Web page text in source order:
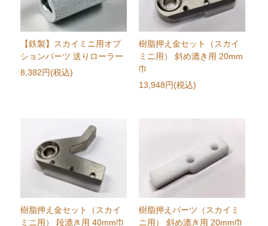
【鉄製】スカイミニ用オプ
ションパーツ 送りローラー
8,382円(税込)
樹脂押え金セット（スカイ
ミニ用） 斜め漉き用 20mm
巾
13,948円(税込)
樹脂押え金セット（スカイ
ミニ用） 段漉き用 40mm巾
樹脂押えパーツ（スカイミ
ニ用） 斜め漉き用 20mm巾